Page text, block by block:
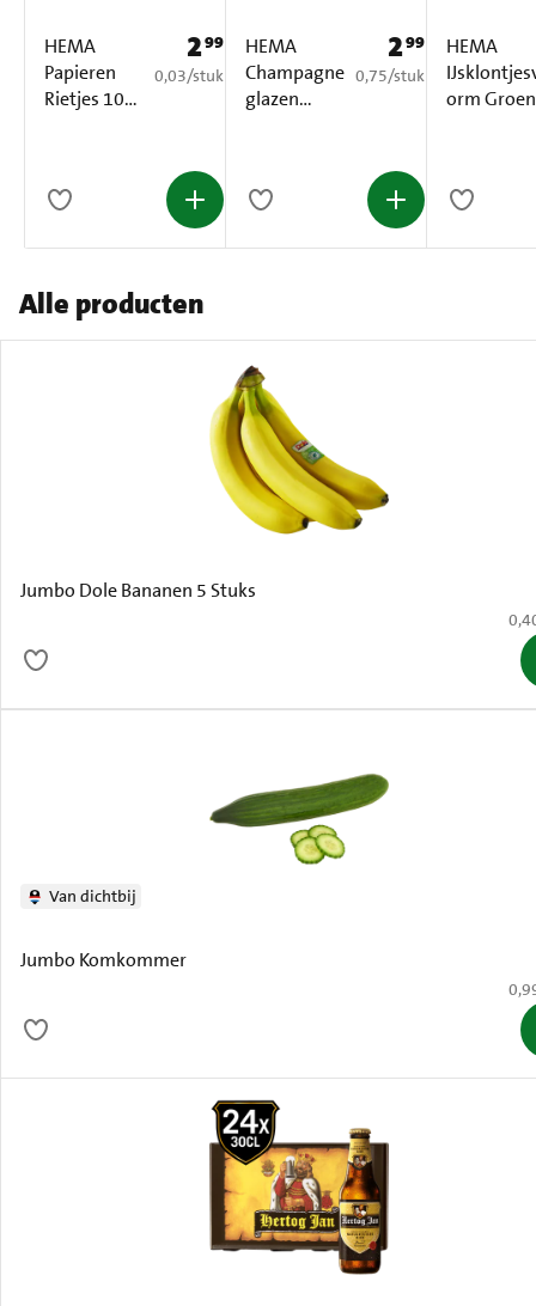
HEMA
Papieren
Rietjes 100
Prijs: € 2,99
299
€ 0,03 per stuk
0,03/stuk
HEMA
Champagne
glazen
Prijs: € 2,99
299
€ 0,75 per stuk
0,75/stuk
HEMA
orm Groen
Alle producten
Jumbo Dole Bananen 5 Stuks
€
Jumbo Komkommer
Van dichtbij
€